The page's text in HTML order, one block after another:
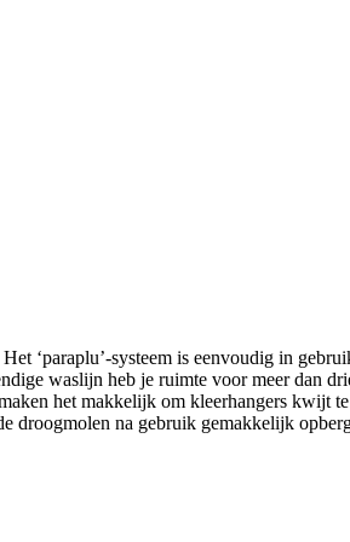
‘paraplu’-systeem is eenvoudig in
waslijn heb je ruimte voor meer dan
het makkelijk om kleerhangers kwijt
droogmolen na gebruik gemakkelijk